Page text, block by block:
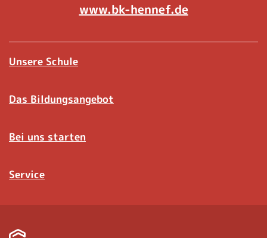
www.bk-hennef.de
Unsere Schule
Das Bildungsangebot
Bei uns starten
Service